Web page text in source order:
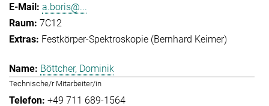
a.boris@...
7C12
Festkörper-Spektroskopie (Bernhard Keimer)
Böttcher, Dominik
Technische/r Mitarbeiter/in
+49 711 689-1564